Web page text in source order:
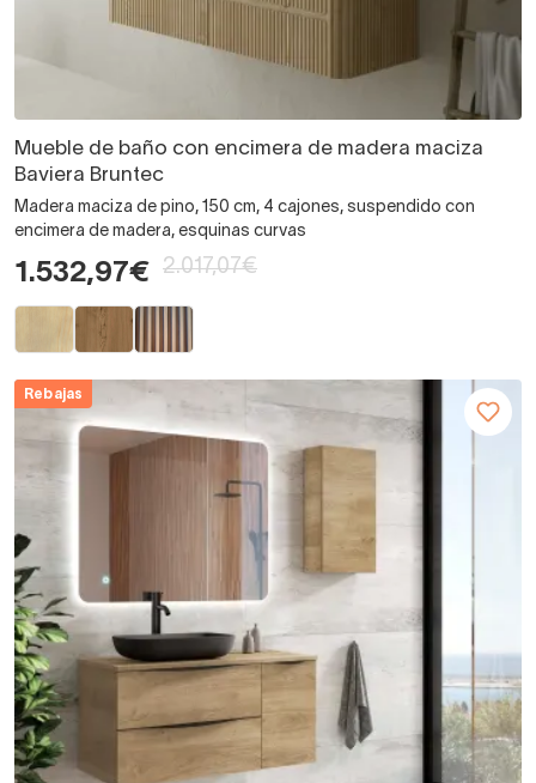
Mueble de baño con encimera de madera maciza
Baviera Bruntec
Madera maciza de pino, 150 cm, 4 cajones, suspendido con
encimera de madera, esquinas curvas
1.532,97€ 2.017,07€
Rebajas